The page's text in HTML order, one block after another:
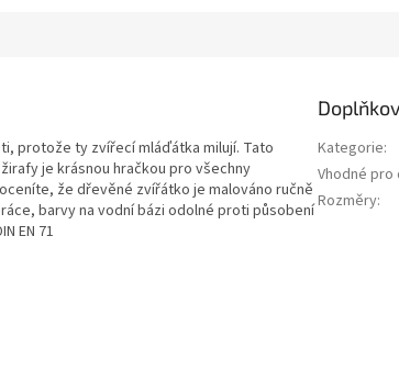
protože ty zvířecí mláďátka milují. Tato
je krásnou hračkou pro všechny
že dřevěné zvířátko je malováno ručně
barvy na vodní bázi odolné proti působení
EN 71
Kategorie:
Vhodné pro
Rozměry: